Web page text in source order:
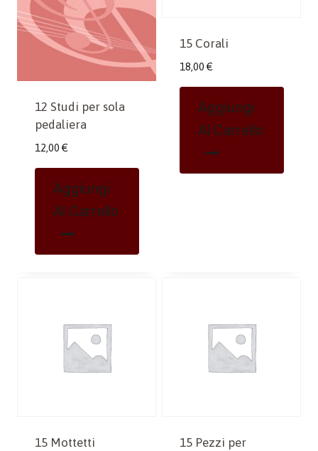
12 Studi per sola
pedaliera
12,00 €
Aggiungi
Al Carrello
15 Corali
18,00 €
Aggiungi
Al Carrello
15 Mottetti
15 Pezzi per